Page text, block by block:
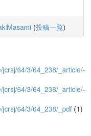
(投稿一覧)
64/3/64_238/_article/-
64/3/64_238/_article/-
jcrsj/64/3/64_238/_pdf (1)